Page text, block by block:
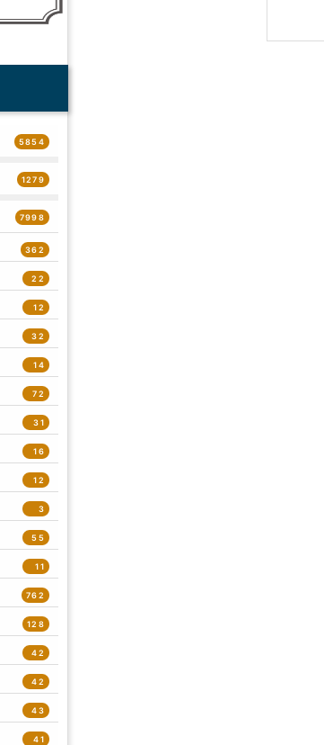
5854
1279
7998
362
22
12
32
14
72
31
16
12
3
55
11
762
128
42
42
43
41